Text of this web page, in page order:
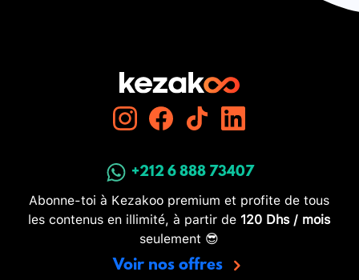
+212 6 888 73407
Abonne-toi à Kezakoo premium et profite de tous
les contenus en illimité, à partir de 120 Dhs / mois
seulement 😎
Voir nos offres